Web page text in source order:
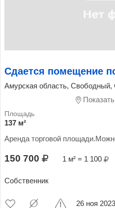
Сдается помещение
Амурская область, Свободный,
Показать
137 м²
Аренда торговой
150 700 1 м² = 1 100
Собственник
26 ноя 2023